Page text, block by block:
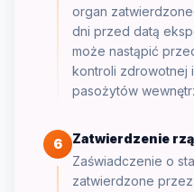
organ
dni przed datą
może nastąpić
kontroli zdrowotnej
pasożytów
6
Zatwierdzenie
Zaświadczenie o
zatwierdzone